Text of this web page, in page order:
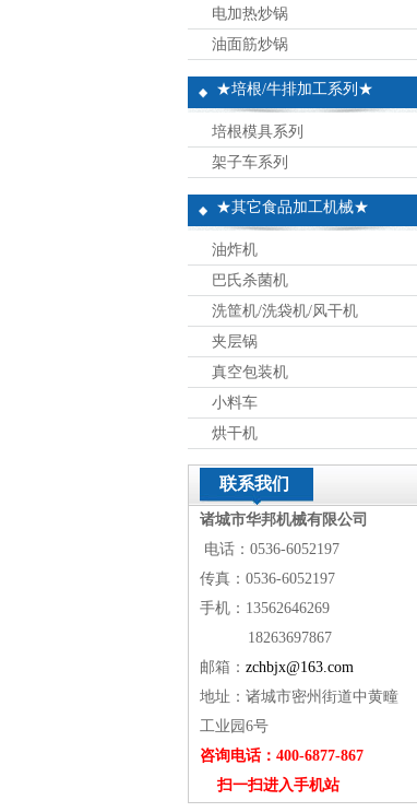
电加热炒锅
油面筋炒锅
★培根/牛排加工系列★
培根模具系列
架子车系列
★其它食品加工机械★
油炸机
巴氏杀菌机
洗筐机/洗袋机/风干机
夹层锅
真空包装机
小料车
烘干机
联系我们
诸城市华邦机械有限公司
电话：0536-6052197
传真：0536-6052197
手机：13562646269
18263697867
邮箱： zchbjx@163.com
地址：诸城市密州街道中黄疃
工业园6号
咨询电话：400-6877-867
扫一扫进入手机站